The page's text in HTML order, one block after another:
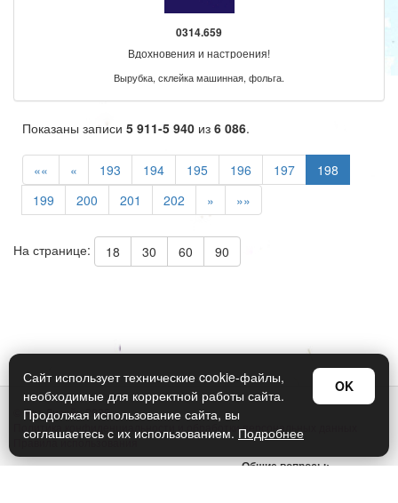
0314.659
Вдохновения и настроения!
Вырубка, склейка машинная, фольга.
Показаны записи 5 911-5 940 из 6 086.
«« « 193 194 195 196 197
198
199
200 201 202 » »»
На странице: 18 30 60 90
© Арт Дизайн 2026
Политика конфиденциальности и обработки персональных данных
Правила использования
Общие вопросы:
Сайт использует технические cookie-файлы,
необходимые для корректной работы сайта.
Продолжая использование сайта, вы
соглашаетесь с их использованием. Подробнее
OK